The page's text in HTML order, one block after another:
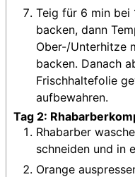
Teig für 6 min bei
backen, dann
Ober-/Unterhitze
backen. Danach
Frischhaltefolie
aufbewahren.
Tag 2:
Rhabarber
schneiden und in
Orange